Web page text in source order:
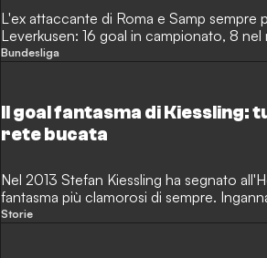
L'ex attaccante di Roma e Samp sempre
Leverkusen: 16 goal in campionato, 8
di Haaland.
Bundesliga
Il goal fantasma di Kiessling:
rete bucata
Nel 2013 Stefan Kiessling ha segnato
fantasma più clamorosi di sempre.
stesso.
Storie